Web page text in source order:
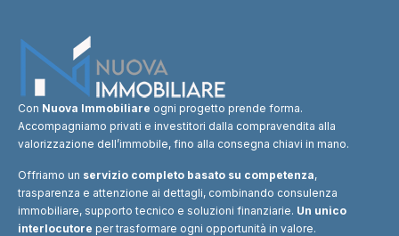
Con Nuova Immobiliare ogni progetto prende forma.
Accompagniamo privati e investitori dalla compravendita alla
valorizzazione dell’immobile, fino alla consegna chiavi in mano.
Offriamo un servizio completo basato su competenza,
trasparenza e attenzione ai dettagli, combinando consulenza
immobiliare, supporto tecnico e soluzioni finanziarie. Un unico
interlocutore per trasformare ogni opportunità in valore.